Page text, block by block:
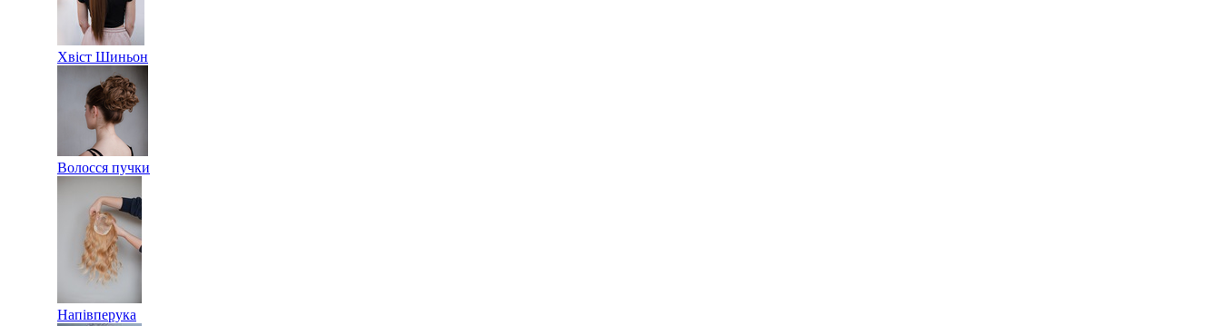
Хвіст Шиньон
Волосся пучки
Напівперука